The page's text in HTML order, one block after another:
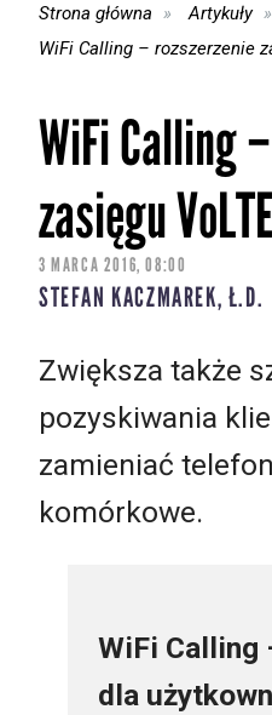
Strona główna
Artykuły
WiFi Calling – rozszerzenie
WiFi Calling
zasięgu
3 MARCA 2016, 08:00
STEFAN KACZMAREK, Ł.D.
Zwiększa także
pozyskiwania
zamieniać
komórkowe.
WiFi Calling
dla